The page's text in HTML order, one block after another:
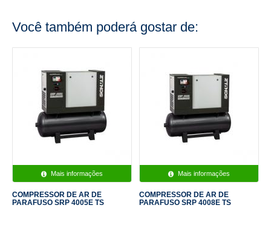
Você também poderá gostar de:
Mais informações
COMPRESSOR DE AR DE
PARAFUSO SRP 4005E TS
Mais informações
COMPRESSOR DE AR DE
PARAFUSO SRP 4008E TS